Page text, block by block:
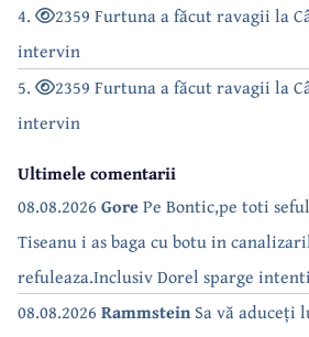
4.
2359 Furtuna a făcut ravagii la
intervin
5.
2359 Furtuna a făcut ravagii la
intervin
Ultimele comentarii
08.08.2026 GorePe Bontic,pe toti
Tiseanu i as baga cu botu in
refuleaza.Inclusiv Dorel sparge
bea apa de la robinet.Asta as intreba
08.08.2026 RammsteinSa vă aduceți